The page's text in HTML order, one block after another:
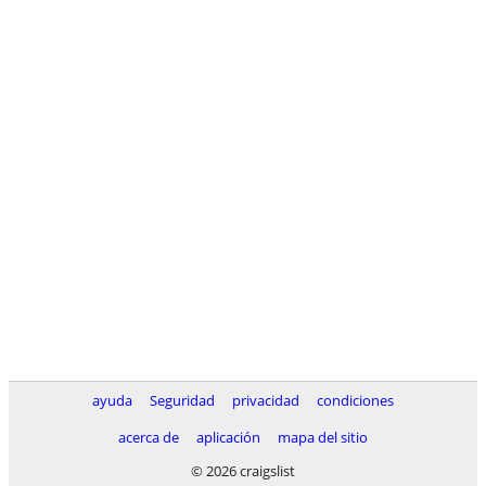
ayuda Seguridad privacidad
condiciones
acerca de
aplicación
mapa del sitio
© 2026 craigslist